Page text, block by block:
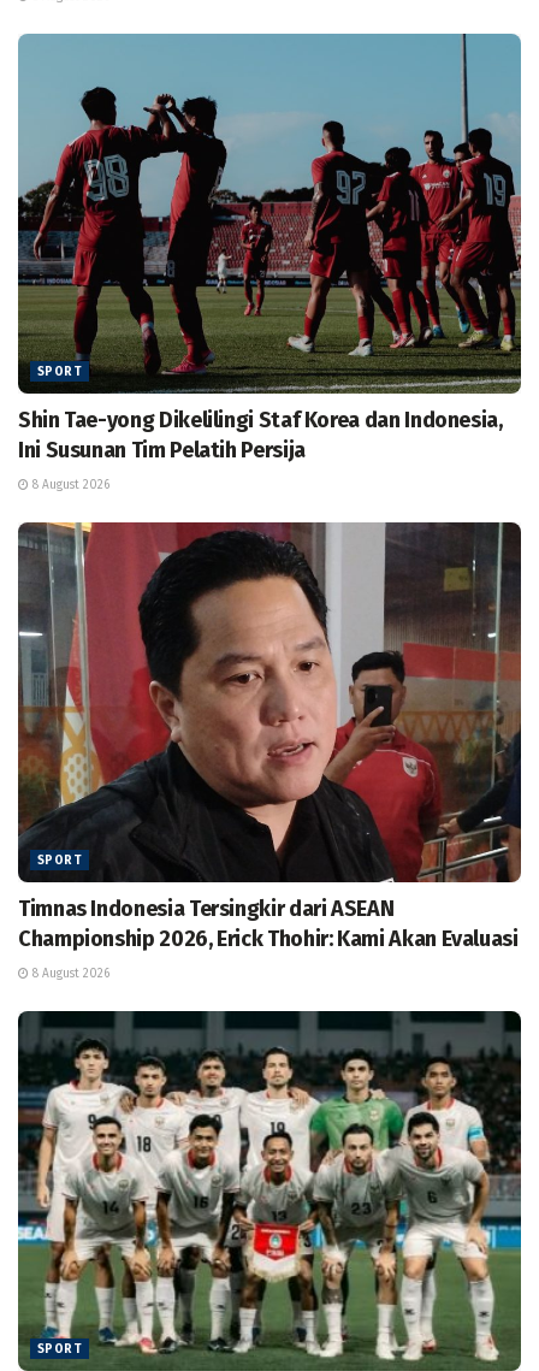
SPORT
Shin Tae-yong Dikelilingi Staf Korea dan Indonesia,
Ini Susunan Tim Pelatih Persija
8 August 2026
SPORT
Timnas Indonesia Tersingkir dari ASEAN
Championship 2026, Erick Thohir: Kami Akan Evaluasi
8 August 2026
SPORT